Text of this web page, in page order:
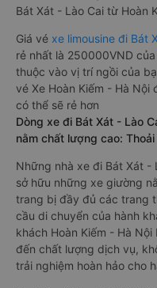
Bát Xát - Lào Cai từ Hoàn
Giá vé xe limousine đi Bát
rẻ nhất là 250000VND
thuộc vào vị trí ngồi của
vé Xe Hoàn Kiếm - Hà Nội
có thể sẽ rẻ hơn
Dòng xe đi Bát Xát - Lào
nằm chất lượng cao:
Những nhà xe đi Bát Xát -
sở hữu những xe giường
trang bị đầy đủ các trang
cầu di chuyển của hành
khách Hoàn Kiếm - Hà
đến chất lượng dịch vụ,
trải nghiệm hoàn hảo cho